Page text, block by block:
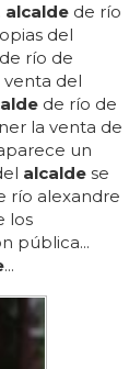
alcalde de río
del
de río de
del
de río de
la venta de
un
alcalde se
río alexandre
los
pública...
...